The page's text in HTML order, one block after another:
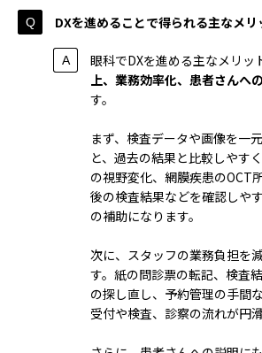
DXを進めることで得られる主なメリ
眼科でDXを進める主なメリッ
上、業務効率化、患者さんへ
す。
まず、検査データや画像を一
と、過去の結果と比較しやす
の視野変化、網膜疾患のOCT
後の検査結果などを確認しや
の補助になります。
次に、スタッフの業務負担を
す。紙の問診票の転記、検査
の探し直し、予約管理の手間
受付や検査、診察の流れが円